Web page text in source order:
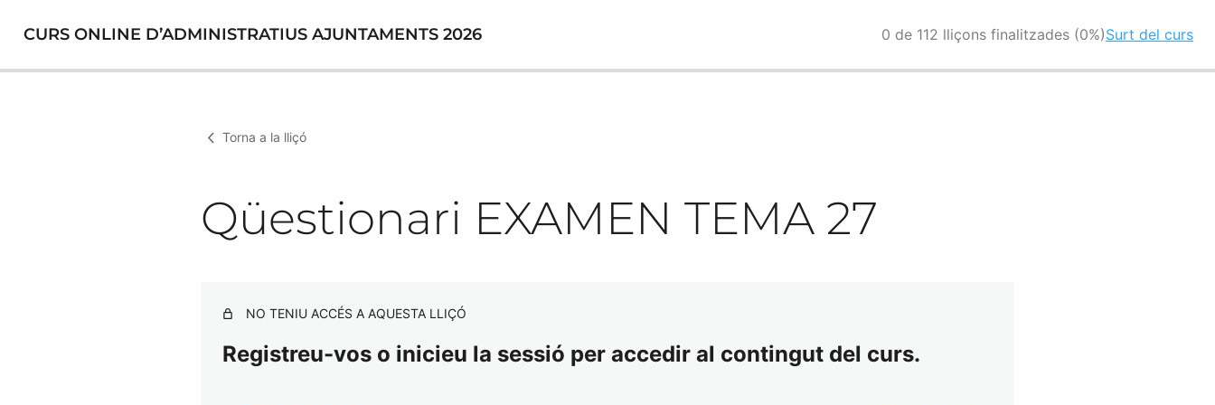
CURS ONLINE D’ADMINISTRATIUS AJUNTAMENTS 2026 0 de 112 lliçons finalitzades (0%)Surt del curs
Torna a la lliçó
Qüestionari EXAMEN TEMA 27
NO TENIU ACCÉS A AQUESTA LLIÇÓ
Registreu-vos o inicieu la sessió per accedir al contingut del curs.